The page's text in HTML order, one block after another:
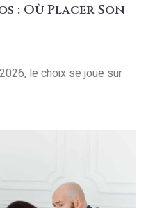
: Où Placer Son
le choix se joue sur